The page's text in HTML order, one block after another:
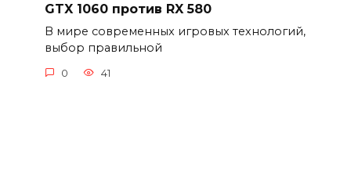
GTX 1060 против RX 580
В мире современных игровых технологий,
выбор правильной
0 41